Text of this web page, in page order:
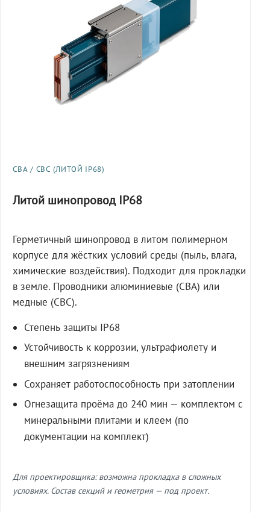
СВА / СВС (ЛИТОЙ IP68)
Литой шинопровод IP68
Герметичный шинопровод в литом полимерном
корпусе для жёстких условий среды (пыль, влага,
химические воздействия). Подходит для прокладки
в земле. Проводники алюминиевые (СВА) или
медные (СВС).
Степень защиты IP68
Устойчивость к коррозии, ультрафиолету и
внешним загрязнениям
Сохраняет работоспособность при затоплении
Огнезащита проёма до 240 мин — комплектом с
минеральными плитами и клеем (по
документации на комплект)
Для проектировщика: возможна прокладка в сложных
условиях. Состав секций и геометрия — под проект.